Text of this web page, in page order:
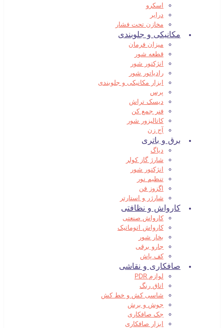
اسکرو
درایر
مخازن تحت فشار
مکانیکی و جلوبندی
میزان فرمان
قطعه شور
انژکتور شور
رادیاتور شور
ابزار مکانیکی و جلوبندی
پرس
دیسک تراش
فنر جمع کن
کاتالیزور شور
آج زن
برق و باتری
دیاگ
شارژ گاز کولر
انژکتور شور
تنظیم نور
اگزوز فن
شارژر و استارتر
کارواش و نظافتی
کارواش صنعتی
کارواش اتوماتیک
بخار شور
جارو برقی
کف پاش
صافکاری و نقاشی
لوازم PDR
اتاق رنگ
شاسی کش و خط کش
جوش و برش
جک صافکاری
ابزار صافکاری